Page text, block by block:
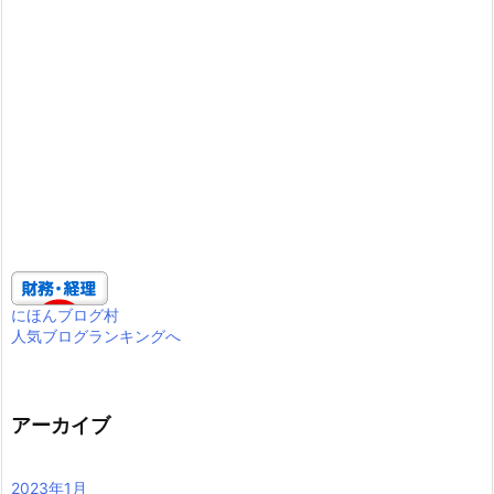
にほんブログ村
人気ブログランキングへ
アーカイブ
2023年1月